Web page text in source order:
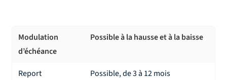
Modulation
d’échéance
Possible à la hausse et à la baisse
Report
Possible, de 3 à 12 mois